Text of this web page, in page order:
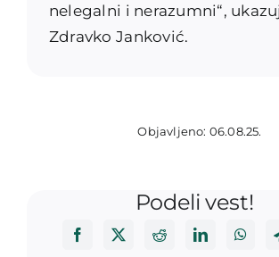
nelegalni i nerazumni“,
Zdravko Janković.
Objavljeno: 06.08.25.
Podeli vest!